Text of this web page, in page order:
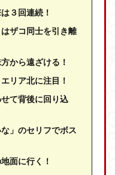
３回連続！
はザコ同士を引き離
から遠ざける！
リア北に注目！
せて背後に回り込
」のセリフでボス
面に行く！